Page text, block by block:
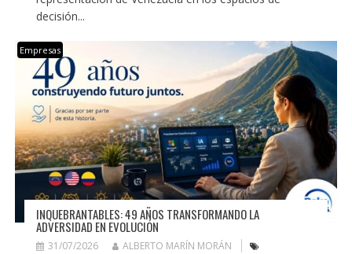
decisión...
Empresas
INQUEBRANTABLES: 49 AÑOS TRANSFORMANDO LA
ADVERSIDAD EN EVOLUCIÓN
31/07/2026
ALBERTO MARÍN MORÁN